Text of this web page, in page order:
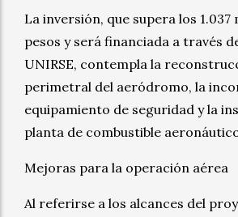
La inversión, que supera los 1.037
pesos y será financiada a través
UNIRSE, contempla la
perimetral del aeródromo, la
equipamiento de seguridad y la
planta de combustible
Mejoras para la operación aérea
Al referirse a los alcances del